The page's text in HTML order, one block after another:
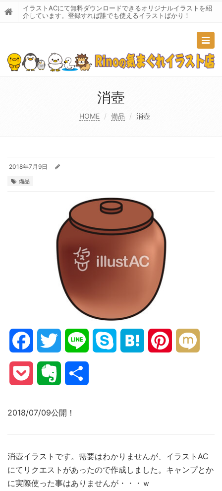
イラストACにて無料ダウンロードできるオリジナルイラストを紹
介しています。登録すれば誰でも使えるイラストばかり！
消壺
HOME 備品 消壺
2018年7月9日
備品
FacebookTwitter Line Skype Hatena Pinterest
Pocket Evernote
2018/07/09公開！
消壺イラストです。需要はわかりませんが、イラストAC
にてリクエストがあったので作成しました。キャンプとか
に実際使った事はありませんが・・・ｗ